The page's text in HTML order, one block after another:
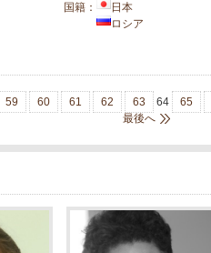
国籍：
日本
ロシア
59 60 61 62 63 64 65
最後へ